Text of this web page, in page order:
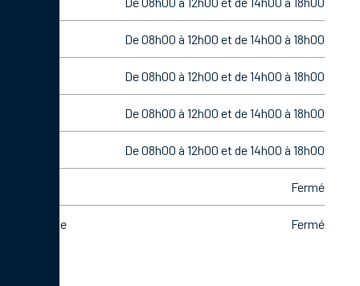
De 08h00 à 12h00 et de 14h00 à 18h00
De 08h00 à 12h00 et de 14h00 à 18h00
De 08h00 à 12h00 et de 14h00 à 18h00
De 08h00 à 12h00 et de 14h00 à 18h00
Fermé
Dimanche Fermé